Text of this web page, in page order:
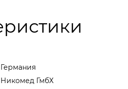
Германия
Никомед ГмбХ